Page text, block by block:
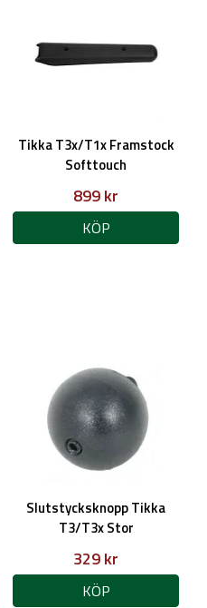
Tikka T3x/T1x Framstock
Softtouch
899 kr
KÖP
Slutstycksknopp Tikka
T3/T3x Stor
329 kr
KÖP